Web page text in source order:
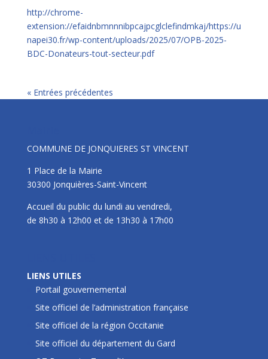
http://chrome-
extension://efaidnbmnnnibpcajpcglclefindmkaj/https://u
napei30.fr/wp-content/uploads/2025/07/OPB-2025-
BDC-Donateurs-tout-secteur.pdf
« Entrées précédentes
COMMUNE DE JONQUIERES ST VINCENT
1 Place de la Mairie
30300 Jonquières-Saint-Vincent
Accueil du public du lundi au vendredi,
de 8h30 à 12h00 et de 13h30 à 17h00
LIENS UTILES
Portail gouvernemental
Site officiel de l’administration française
Site officiel de la région Occitanie
Site officiel du département du Gard